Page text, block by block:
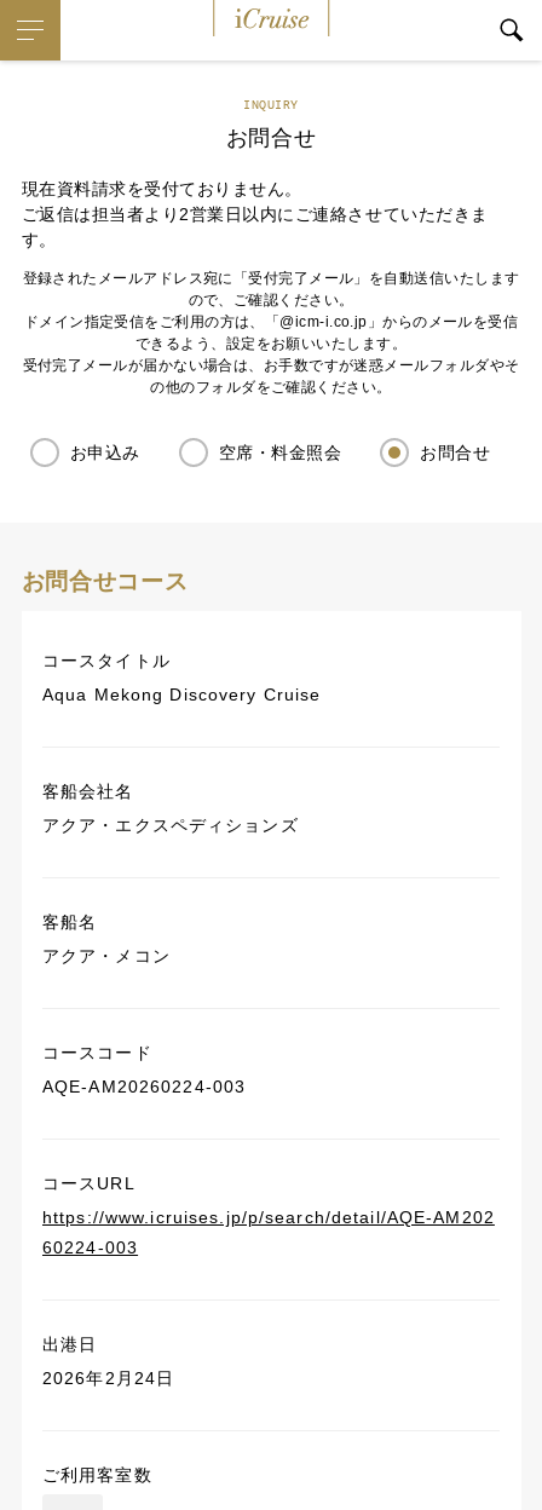
INQUIRY
お問合せ
現在資料請求を受付ておりません。
ご返信は担当者より2営業日以内にご連絡させていただきま
す。
登録されたメールアドレス宛に「受付完了メール」を自動送信いたします
ので、ご確認ください。
ドメイン指定受信をご利用の方は、「@icm-i.co.jp」からのメールを受信
できるよう、設定をお願いいたします。
受付完了メールが届かない場合は、お手数ですが迷惑メールフォルダやそ
の他のフォルダをご確認ください。
お申込み 空席・料金照会 お問合せ
お問合せコース
コースタイトル
Aqua Mekong Discovery Cruise
客船会社名
アクア・エクスペディションズ
客船名
アクア・メコン
コースコード
AQE-AM20260224-003
コースURL
https://www.icruises.jp/p/search/detail/AQE-AM202
60224-003
出港日
2026年2月24日
ご利用客室数